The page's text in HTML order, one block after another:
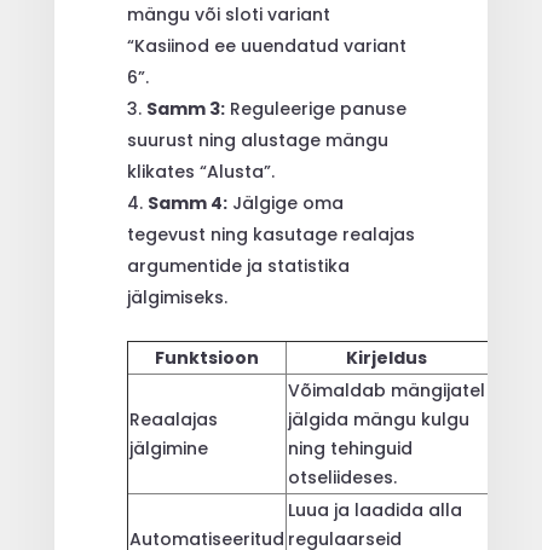
mängu või sloti variant
“Kasiinod ee uuendatud variant
6”.
Samm 3:Reguleerige panuse
suurust ning alustage mängu
klikates “Alusta”.
Samm 4:Jälgige oma
tegevust ning kasutage realajas
argumentide ja statistika
jälgimiseks.
Funktsioon Kirjeldus
Reaalajas
jälgimine
Võimaldab mängijatel
jälgida mängu kulgu
ning tehinguid
otseliideses.
Automatiseeritud
Luua ja laadida alla
regulaarseid